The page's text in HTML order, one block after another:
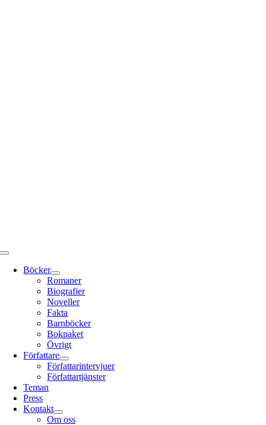
Toggle
Navigation
Böcker
Romaner
Biografier
Noveller
Fakta
Barnböcker
Bokpaket
Övrigt
Författare
Författarintervjuer
Författartjänster
Teman
Press
Kontakt
Om oss